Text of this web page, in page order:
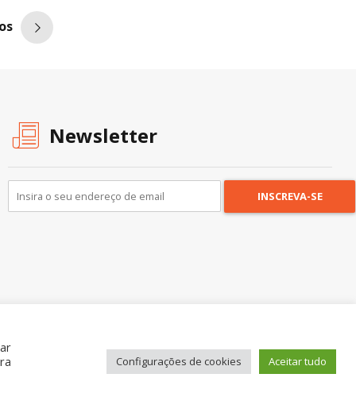
Newsletter
Nossa História Onde Procurar Ajuda? Contato
Configurações de cookies Aceitar tudo